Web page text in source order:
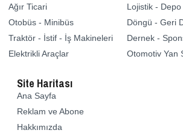
Ağır Ticari
Otobüs - Minibüs
Traktör - İstif - İş Makineleri
Elektrikli Araçlar
Lojistik - Depo
Döngü - Geri
Dernek -
Otomotiv Yan
Site Haritası
Ana Sayfa
Reklam ve Abone
Hakkımızda